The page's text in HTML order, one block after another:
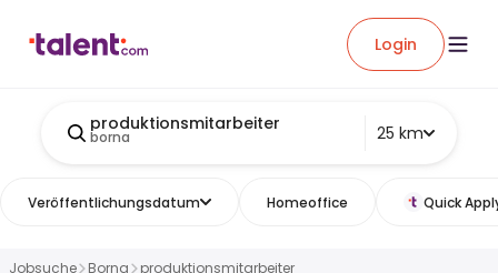
Login
produktionsmitarbeiter
borna 25 km
Veröffentlichungsdatum Homeoffice Quick
Jobsuche Borna produktionsmitarbeiter